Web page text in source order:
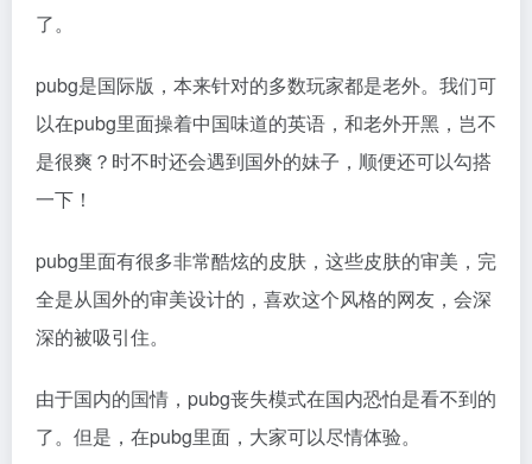
了。
pubg是国际版，本来针对的多数玩家都是老外。我们可
以在pubg里面操着中国味道的英语，和老外开黑，岂不
是很爽？时不时还会遇到国外的妹子，顺便还可以勾搭
一下！
pubg里面有很多非常酷炫的皮肤，这些皮肤的审美，完
全是从国外的审美设计的，喜欢这个风格的网友，会深
深的被吸引住。
由于国内的国情，pubg丧失模式在国内恐怕是看不到的
了。但是，在pubg里面，大家可以尽情体验。